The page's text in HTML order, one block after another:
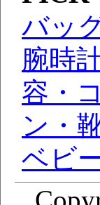
バッ
腕時
容・
ン・
ベビ